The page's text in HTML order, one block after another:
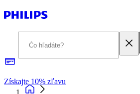
Získajte 10% zľavu